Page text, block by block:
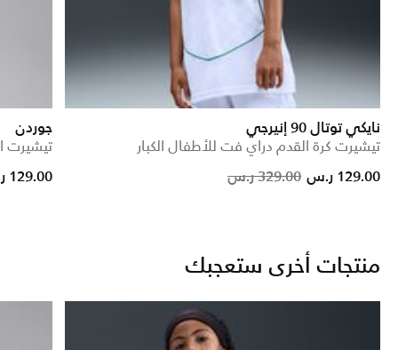
نايكي توتال 90 إنيرجي
تيشيرت كرة القدم دراي فت للأطفال الكبار
Price reduced from
329.00 ر.س
to 129.00 ر.س
جوردن
تيشيرت
129.00 ر.س
منتجات أخرى ستعجبك